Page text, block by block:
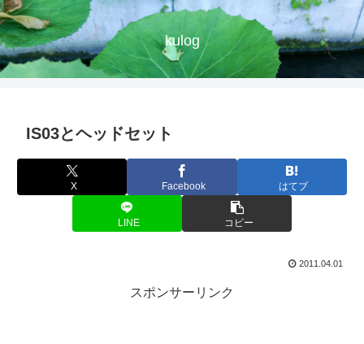
kulog
IS03とヘッドセット
X Facebook はてブ
LINE コピー
2011.04.01
スポンサーリンク